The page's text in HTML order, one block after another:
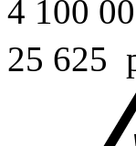
4 100
25 625